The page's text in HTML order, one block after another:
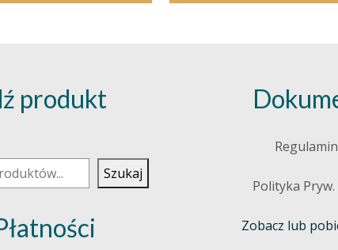
produkt
Szukaj
Polityka Pryw.
Zobacz lub